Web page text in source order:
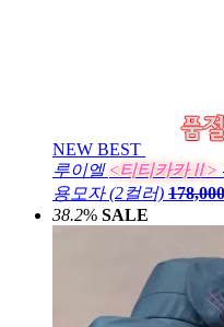
NEW BEST
루이엘 <티티카카Ⅱ>
용모자 (2컬러) 178,000
38.2% SALE